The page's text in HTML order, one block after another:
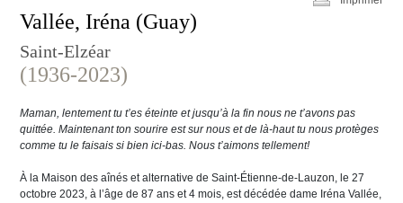
Vallée, Iréna (Guay)
Saint-Elzéar
(1936-2023)
Maman, lentement tu t’es éteinte et jusqu’à la fin nous ne t’avons pas
quittée. Maintenant ton sourire est sur nous et de là-haut tu nous protèges
comme tu le faisais si bien ici-bas. Nous t’aimons tellement!
À la Maison des aînés et alternative de Saint-Étienne-de-Lauzon, le 27
octobre 2023, à l’âge de 87 ans et 4 mois, est décédée dame Iréna Vallée,